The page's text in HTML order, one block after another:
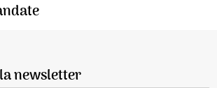
newsletter